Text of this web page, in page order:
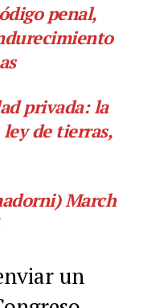
penal,
privada: la
de tierras,
March
un